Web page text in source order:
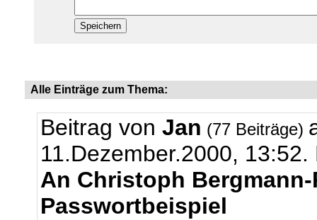
Alle Einträge zum Thema:
Beitrag von Jan (77 Beiträge)
11.Dezember.2000, 13:52.
An Christoph
Passwortbeispiel